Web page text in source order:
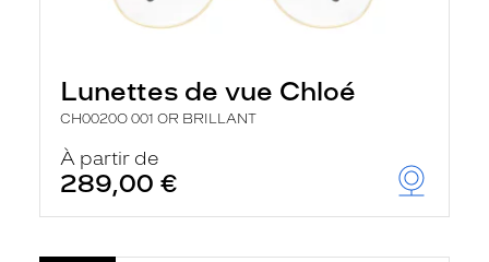
Lunettes de vue Chloé
CH0020O 001 OR BRILLANT
À partir de
289,00 €